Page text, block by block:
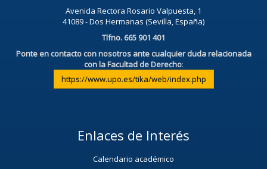
Avenida Rectora Rosario Valpuesta, 1
41089 - Dos Hermanas (Sevilla, España)
Tlfno. 665 901 401
Ponte en contacto con nosotros ante cualquier duda relacionada
con la Facultad de Derecho:
https://www.upo.es/tika/web/index.php
Enlaces de Interés
Calendario académico